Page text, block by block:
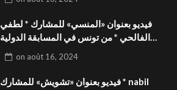
التوعوية Season 4 FIVS
فيديو بعنوان «المنسي» للمشارك * لطفي
الفالحي * من تونس في المسابقة الدولية
بالمهرجان الدولي للفيدوهات التوعوية
Season 4 FIVS
on août 16, 2024
فيديو بعنوان «تشويش» للمشارك * nabil